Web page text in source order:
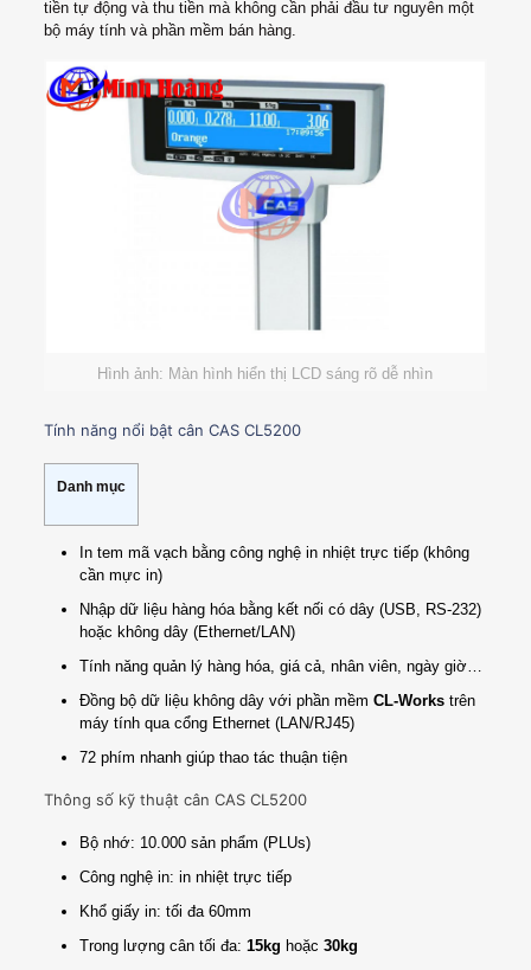
tiền tự động và thu tiền mà không cần phải đầu tư nguyên một
bộ máy tính và phần mềm bán hàng.
Hình ảnh: Màn hình hiển thị LCD sáng rõ dễ nhìn
Tính năng nổi bật cân CAS CL5200
Danh mục
In tem mã vạch bằng công nghệ in nhiệt trực tiếp (không
cần mực in)
Nhập dữ liệu hàng hóa bằng kết nối có dây (USB, RS-232)
hoặc không dây (Ethernet/LAN)
Tính năng quản lý hàng hóa, giá cả, nhân viên, ngày giờ…
Đồng bộ dữ liệu không dây với phần mềm CL-Workstrên
máy tính qua cổng Ethernet (LAN/RJ45)
72 phím nhanh giúp thao tác thuận tiện
Thông số kỹ thuật cân CAS CL5200
Bộ nhớ: 10.000 sản phẩm (PLUs)
Công nghệ in: in nhiệt trực tiếp
Khổ giấy in: tối đa 60mm
Trong lượng cân tối đa: 15kg hoặc 30kg